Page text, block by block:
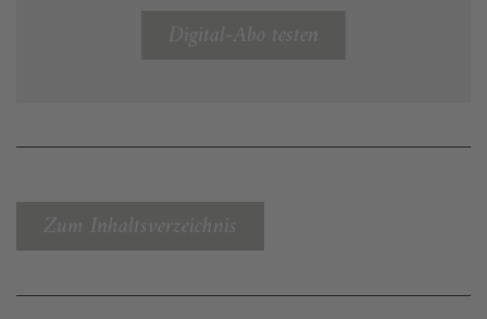
Digital-Abo testen
Zum Inhaltsverzeichnis